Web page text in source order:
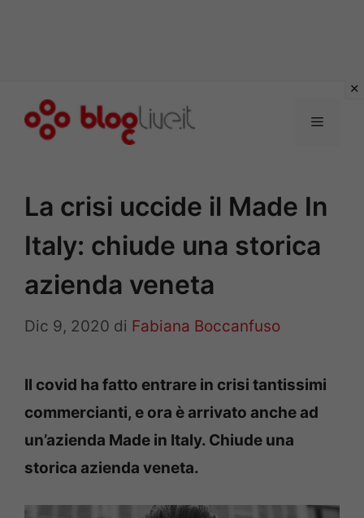
Menu
La crisi uccide il Made In
Italy: chiude una storica
azienda veneta
Dic 9, 2020 di Fabiana Boccanfuso
Il covid ha fatto entrare in crisi tantissimi
commercianti, e ora è arrivato anche ad
un’azienda Made in Italy. Chiude una
storica azienda veneta.